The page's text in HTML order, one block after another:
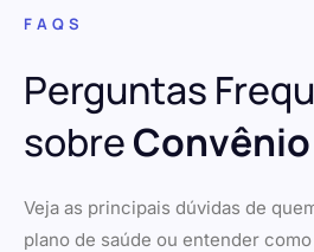
FAQS
Perguntas
sobre
Veja as principais dúvidas de
plano de saúde ou entender